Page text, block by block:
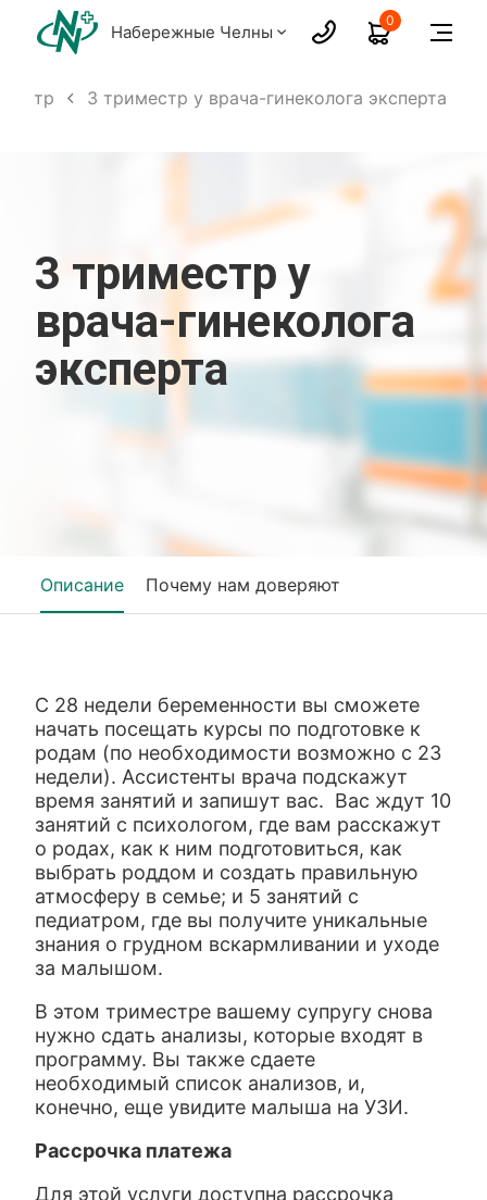
Набережные Челны
0
3 триместр у врача-гинеколога эксперта
3 триместр у
врача-гинеколога
эксперта
Описание Почему нам доверяют
С 28 недели беременности вы сможете
начать посещать курсы по подготовке к
родам (по необходимости возможно с 23
недели). Ассистенты врача подскажут
время занятий и запишут вас. Вас ждут 10
занятий с психологом, где вам расскажут
о родах, как к ним подготовиться, как
выбрать роддом и создать правильную
атмосферу в семье; и 5 занятий с
педиатром, где вы получите уникальные
знания о грудном вскармливании и уходе
за малышом.
В этом триместре вашему супругу снова
нужно сдать анализы, которые входят в
программу. Вы также сдаете
необходимый список анализов, и,
конечно, еще увидите малыша на УЗИ.
Рассрочка платежа
Для этой услуги доступна рассрочка